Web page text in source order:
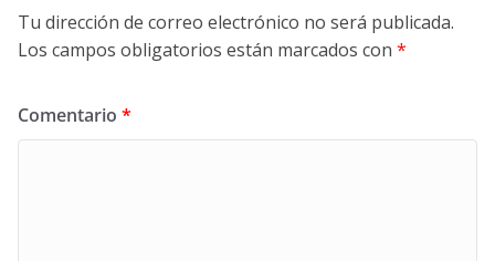
Tu dirección de correo electrónico no será publicada.
Los campos obligatorios están marcados con *
Comentario *